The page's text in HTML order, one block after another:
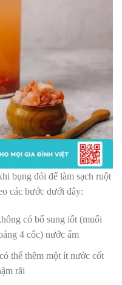
bụng đói để làm sạch ruột
các bước dưới đây:
có bổ sung iốt (muối
4 cốc) nước ấm
thể thêm một ít nước cốt
rãi